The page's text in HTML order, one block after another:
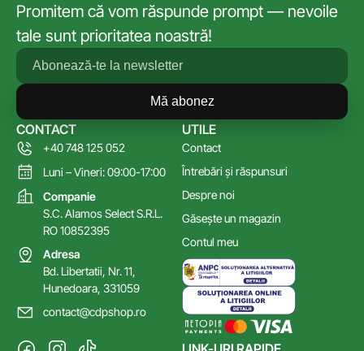
Promitem că vom răspunde prompt — nevoile
tale sunt prioritatea noastră!
Mă abonez
UTILE
Contact
Întrebări și răspunsuri
Despre noi
Găsește un magazin
Contul meu
CONTACT
+40 748 125 052
Luni – Vineri: 09:00-17:00
Companie
S.C. Alamos Select S.R.L.
RO 10852395
Adresa
Bd. Libertatii, Nr. 11,
Hunedoara, 331059
contact@cdpshop.ro